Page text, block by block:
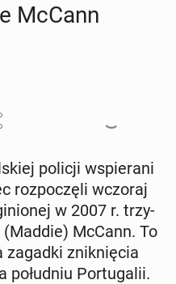
McCann
policji wspie­ra­ni
roz­po­czę­li wczoraj
w 2007 r. trzy­
McCann. To
zagadki znik­nię­cia
po­łu­dniu Por­tu­ga­lii.